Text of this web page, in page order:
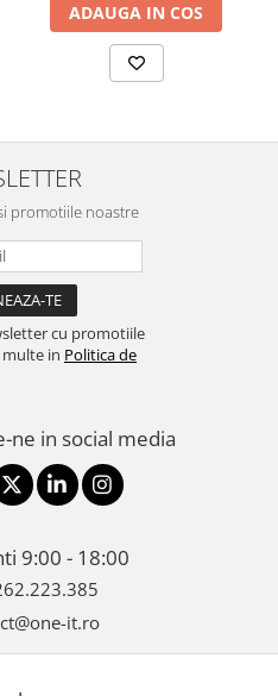
ADAUGA IN COS
promotiile noastre
cu promotiile
in Politica de
ne in social media
9:00 - 18:00
it.ro